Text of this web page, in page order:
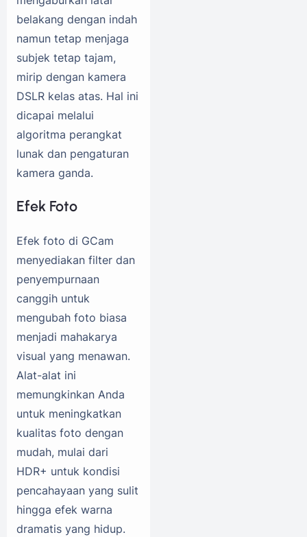
belakang dengan indah
namun tetap menjaga
subjek tetap tajam,
mirip dengan kamera
DSLR kelas atas. Hal ini
dicapai melalui
algoritma perangkat
lunak dan pengaturan
kamera ganda.
Efek Foto
Efek foto di GCam
menyediakan filter dan
penyempurnaan
canggih untuk
mengubah foto biasa
menjadi mahakarya
visual yang menawan.
Alat-alat ini
memungkinkan Anda
untuk meningkatkan
kualitas foto dengan
mudah, mulai dari
HDR+ untuk kondisi
pencahayaan yang sulit
hingga efek warna
dramatis yang hidup.